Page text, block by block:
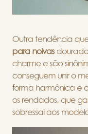
Outra tendência
para noivas
charme e são
conseguem unir o
forma harmônica e
os rendados, que
sobressai aos